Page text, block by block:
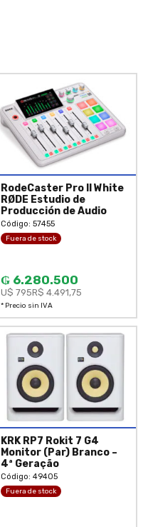
RodeCaster Pro II White
RØDE Estudio de
Producción de Audio
Código: 57455
Fuera de stock
₲ 6.280.500
U$ 795R$ 4.491,75
* Precio sin IVA
KRK RP7 Rokit 7 G4
Monitor (Par) Branco –
4ª Geração
Código: 49405
Fuera de stock